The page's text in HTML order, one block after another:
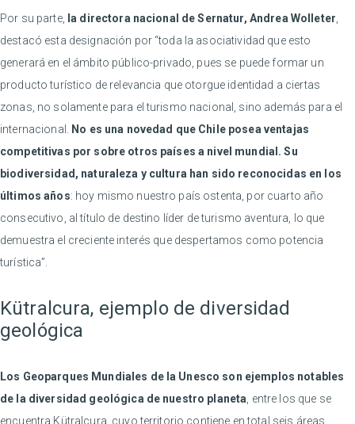
Por su parte, la directora nacional de Sernatur, Andrea Wolleter
destacó esta designación por “toda la asociatividad que esto
generará en el ámbito público-privado, pues se puede formar un
producto turístico de relevancia que otorgue identidad a ciertas
zonas, no solamente para el turismo nacional, sino además para el
internacional.
No es una novedad que Chile posea ventajas
competitivas por sobre otros países a nivel mundial. Su
biodiversidad, naturaleza y cultura han sido reconocidas en los
últimos años: hoy mismo nuestro país ostenta, por cuarto año
consecutivo, al título de destino líder de turismo aventura, lo que
demuestra el creciente interés que despertamos como potencia
turística”.
Kütralcura, ejemplo de diversidad
geológica
Los Geoparques Mundiales de la Unesco son ejemplos notables
de la diversidad geológica de nuestro planeta , entre los que se
encuentra Kütralcura, cuyo territorio contiene en total seis áreas